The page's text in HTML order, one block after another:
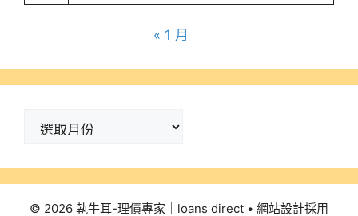
« 1 月
© 2026 執牛耳-理債專家｜loans direct • 網站設計採用